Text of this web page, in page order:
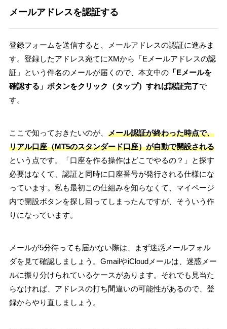
メールアドレスを認証する
登録フォームを送信すると、メールアドレスの認証に進みま
す。登録したアドレス宛てにXMから「Eメールアドレスの認
証」という件名のメールが届くので、本文中の「Eメールを
確認する」ボタンをクリック（タップ）すれば認証完了で
す。
ここで知っておきたいのが、 メール認証が終わった時点で、
リアル口座（MT5のスタンダード口座）が自動で開設される
という点です。「口座を作る操作はどこでやるの？」と探す
必要はなくて、認証と同時に口座番号が発行される仕様にな
っています。私も最初この仕組みを知らなくて、マイページ
内で開設ボタンを探し回ってしまったんですが、そういう作
りになっています。
メールが5分待っても届かない際は、まず迷惑メールフォル
ダを見て確認しましょう。GmailやiCloudメールは、迷惑メー
ルに振り分けられているケースがあります。それでも見当た
らなければ、アドレスの打ち間違いの可能性があるので、登
録からやり直しましょう。